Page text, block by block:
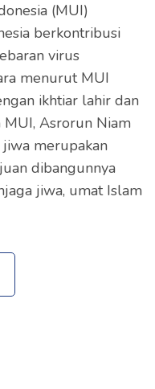
(MUI)
berkontribusi
virus
menurut MUI
ikhtiar lahir dan
MUI, Asrorun Niam
merupakan
dibangunnya
jiwa, umat Islam